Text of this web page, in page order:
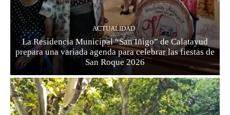
ACTUALIDAD
La Residencia Municipal “San Iñigo” de Calatayud
prepara una variada agenda para celebrar las fiestas de
San Roque 2026